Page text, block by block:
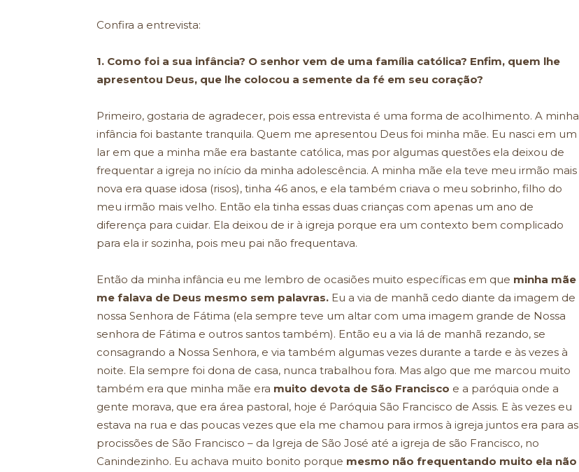
Confira a entrevista:
1. Como foi a sua infância? O senhor vem de uma família católica? Enfim, quem lhe
apresentou Deus, que lhe colocou a semente da fé em seu coração?
Primeiro, gostaria de agradecer, pois essa entrevista é uma forma de acolhimento. A minha
infância foi bastante tranquila. Quem me apresentou Deus foi minha mãe. Eu nasci em um
lar em que a minha mãe era bastante católica, mas por algumas questões ela deixou de
frequentar a igreja no início da minha adolescência. A minha mãe ela teve meu irmão mais
nova era quase idosa (risos), tinha 46 anos, e ela também criava o meu sobrinho, filho do
meu irmão mais velho. Então ela tinha essas duas crianças com apenas um ano de
diferença para cuidar. Ela deixou de ir à igreja porque era um contexto bem complicado
para ela ir sozinha, pois meu pai não frequentava.
Então da minha infância eu me lembro de ocasiões muito específicas em que minha mãe
me falava de Deus mesmo sem palavras. Eu a via de manhã cedo diante da imagem de
nossa Senhora de Fátima (ela sempre teve um altar com uma imagem grande de Nossa
senhora de Fátima e outros santos também). Então eu a via lá de manhã rezando, se
consagrando a Nossa Senhora, e via também algumas vezes durante a tarde e às vezes à
noite. Ela sempre foi dona de casa, nunca trabalhou fora. Mas algo que me marcou muito
também era que minha mãe era muito devota de São Francisco e a paróquia onde a
gente morava, que era área pastoral, hoje é Paróquia São Francisco de Assis. E às vezes eu
estava na rua e das poucas vezes que ela me chamou para irmos à igreja juntos era para as
procissões de São Francisco – da Igreja de São José até a igreja de são Francisco, no
Canindezinho. Eu achava muito bonito porque mesmo não frequentando muito ela não